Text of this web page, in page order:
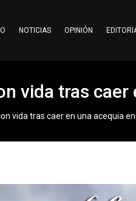
NOTICIAS OPINIÓN
vida tras
vida tras caer en una acequia